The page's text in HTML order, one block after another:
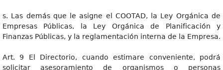
s. Las demás que le asigne el COOTAD, la Ley Orgánica de
Empresas Públicas, la Ley Orgánica de Planificación y
Finanzas Públicas, y la reglamentación interna de la Empresa.
Art. 9 El Directorio, cuando estimare conveniente, podrá
solicitar asesoramiento de organismos o personas